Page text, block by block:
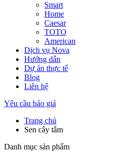
Smart
Home
Caesar
TOTO
American
Dịch vụ Nova
Hướng dẫn
Dự án thực tế
Blog
Liên hệ
Yêu cầu báo giá
Trang chủ
Sen cây tắm
Danh mục sản phẩm